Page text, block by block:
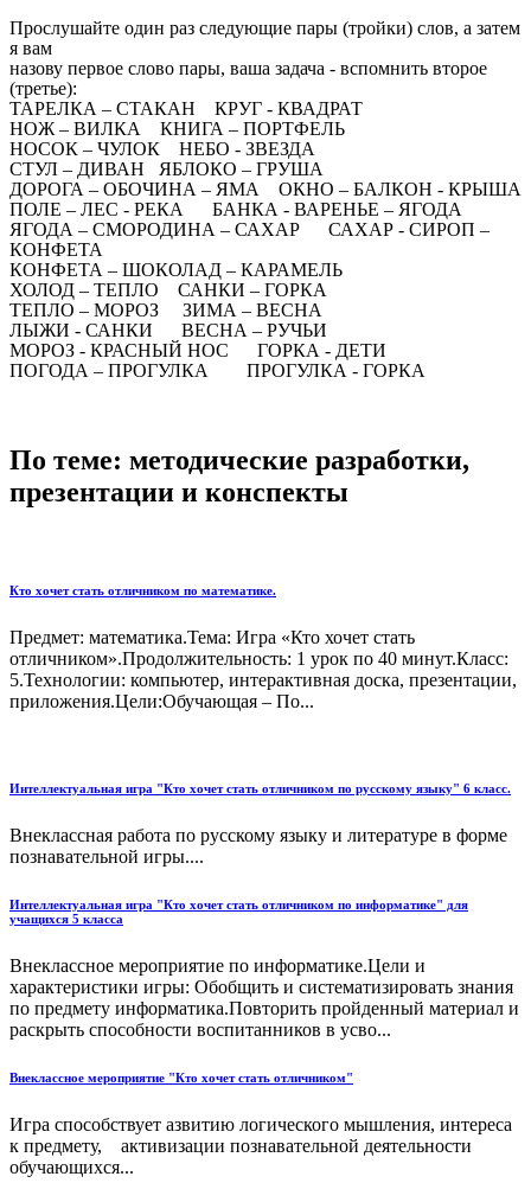
Прослушайте один раз следующие пары (тройки) слов, а затем
я вам
назову первое слово пары, ваша задача - вспомнить второе
(третье):
ТАРЕЛКА – СТАКАН КРУГ - КВАДРАТ
НОЖ – ВИЛКА КНИГА – ПОРТФЕЛЬ
НОСОК – ЧУЛОК НЕБО - ЗВЕЗДА
СТУЛ – ДИВАН ЯБЛОКО – ГРУША
ДОРОГА – ОБОЧИНА – ЯМА ОКНО – БАЛКОН - КРЫША
ПОЛЕ – ЛЕС - РЕКА БАНКА - ВАРЕНЬЕ – ЯГОДА
ЯГОДА – СМОРОДИНА – САХАР САХАР - СИРОП –
КОНФЕТА
КОНФЕТА – ШОКОЛАД – КАРАМЕЛЬ
ХОЛОД – ТЕПЛО САНКИ – ГОРКА
ТЕПЛО – МОРОЗ ЗИМА – ВЕСНА
ЛЫЖИ - САНКИ ВЕСНА – РУЧЬИ
МОРОЗ - КРАСНЫЙ НОС ГОРКА - ДЕТИ
ПОГОДА – ПРОГУЛКА ПРОГУЛКА - ГОРКА
По теме: методические разработки,
презентации и конспекты
Кто хочет стать отличником по математике.
Предмет: математика.Тема: Игра «Кто хочет стать
отличником».Продолжительность: 1 урок по 40 минут.Класс:
5.Технологии: компьютер, интерактивная доска, презентации,
приложения.Цели:Обучающая – По...
Интеллектуальная игра "Кто хочет стать отличником по русскому языку" 6 класс.
Внеклассная работа по русскому языку и литературе в форме
познавательной игры....
Интеллектуальная игра "Кто хочет стать отличником по информатике" для
учащихся 5 класса
Внеклассное мероприятие по информатике.Цели и
характеристики игры: Обобщить и систематизировать знания
по предмету информатика.Повторить пройденный материал и
раскрыть способности воспитанников в усво...
Внеклассное мероприятие "Кто хочет стать отличником"
Игра способствует азвитию логического мышления, интереса
к предмету, активизации познавательной деятельности
обучающихся...